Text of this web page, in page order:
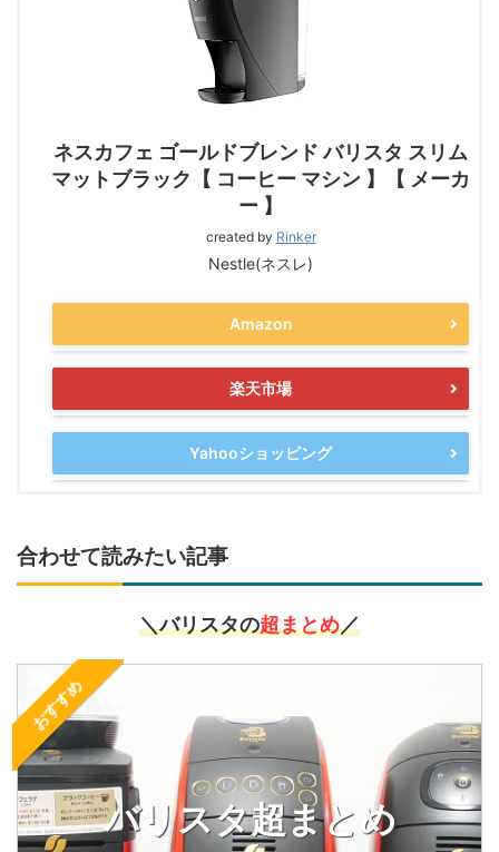
ネスカフェ ゴールドブレンド バリスタ スリム
マットブラック【 コーヒー マシン 】【 メーカ
ー 】
created by Rinker
Nestle(ネスレ)
Amazon
楽天市場
Yahooショッピング
合わせて読みたい記事
＼バリスタの超まとめ／
おすすめ
バリスタ超まとめ